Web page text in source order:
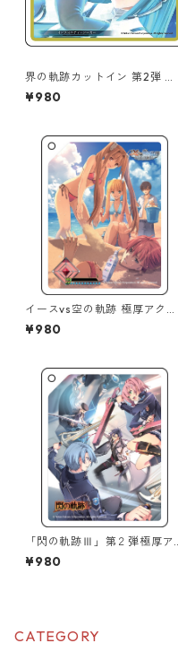
界の軌跡カットイン 第2弾 極
厚アクリルキーチェーン
¥980
イースvs空の軌跡 極厚アクリ
ルキーチェーン
¥980
「閃の軌跡Ⅲ」第２弾極厚ア
クリルキーチェーン
¥980
CATEGORY